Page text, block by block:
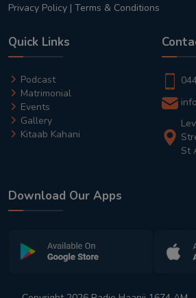
Privacy Policy | Terms & Conditions
Quick Links
Podcast
Matrimonial
Events
Gallery
Kitaab Kahani
St
Download Our Apps